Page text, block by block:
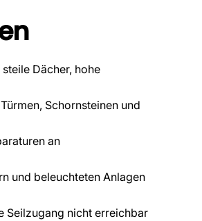
Dächer, hohe
Schornsteinen und
an
und beleuchteten Anlagen
Seilzugang nicht erreichbar